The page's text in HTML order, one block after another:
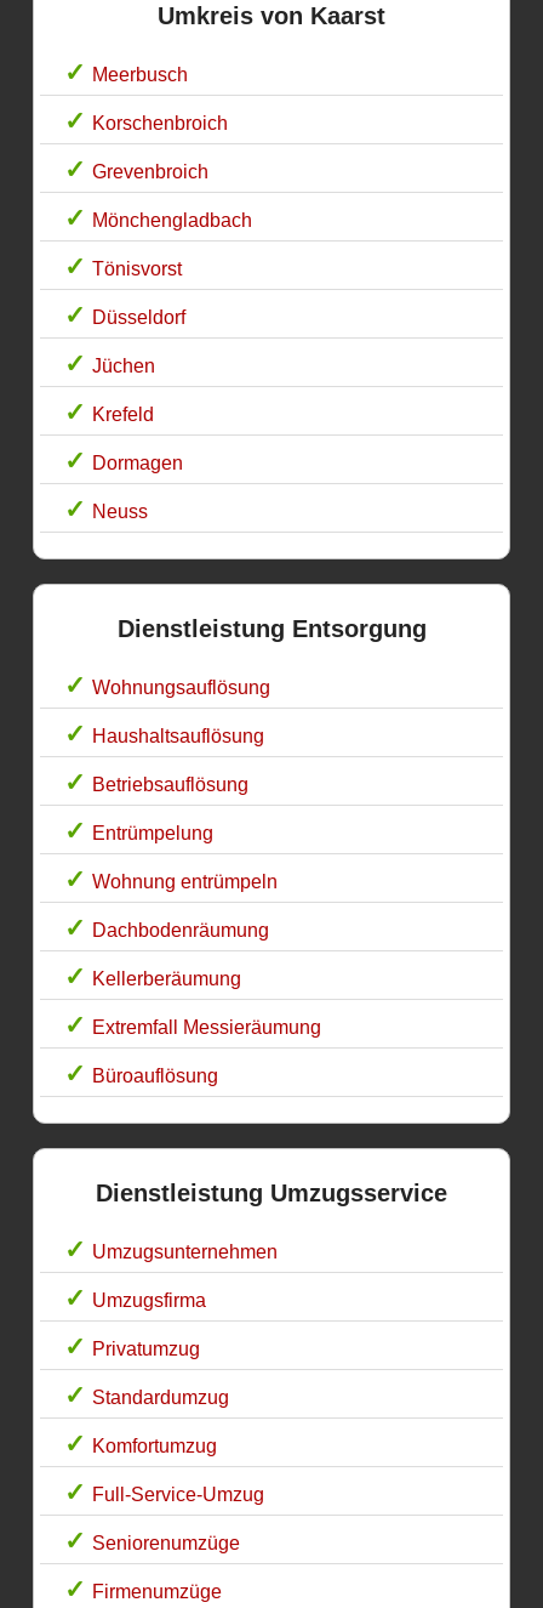
Umkreis von Kaarst
Meerbusch
Korschenbroich
Grevenbroich
Mönchengladbach
Tönisvorst
Düsseldorf
Jüchen
Krefeld
Dormagen
Neuss
Dienstleistung Entsorgung
Wohnungsauflösung
Haushaltsauflösung
Betriebsauflösung
Entrümpelung
Wohnung entrümpeln
Dachbodenräumung
Kellerberäumung
Extremfall Messieräumung
Büroauflösung
Dienstleistung Umzugsservice
Umzugsunternehmen
Umzugsfirma
Privatumzug
Standardumzug
Komfortumzug
Full-Service-Umzug
Seniorenumzüge
Firmenumzüge